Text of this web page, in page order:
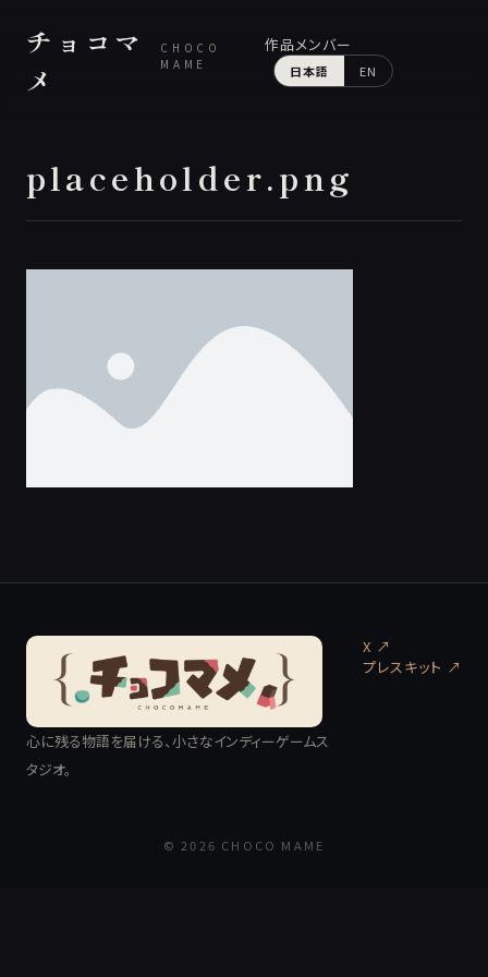
チョコマ
メ
CHOCO
MAME
作品メンバー
日本語 EN
placeholder.png
心に残る物語を届ける、小さなインディーゲームス
タジオ。
X ↗
プレスキット ↗
© 2026 CHOCO MAME